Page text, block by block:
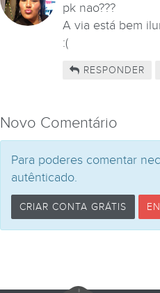
pk nao???
A via está bem
:(
RESPONDER
Novo Comentário
Para poderes comentar
autênticado.
CRIAR CONTA GRÁTIS